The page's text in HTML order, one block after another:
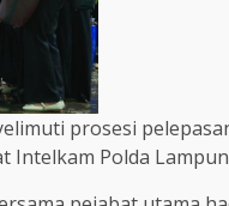
prosesi
Polda